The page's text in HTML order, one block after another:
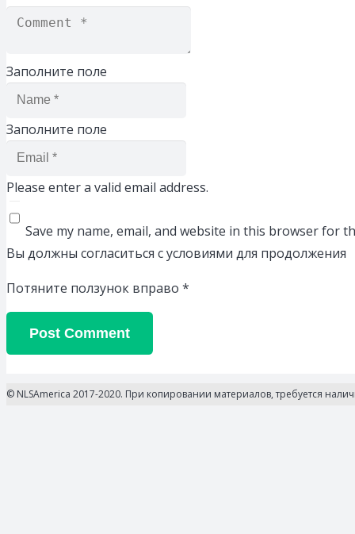
Заполните поле
Заполните поле
Please enter a valid email address.
Save my name, email, and website in this browser for
Вы должны согласиться с условиями для продолжения
Потяните ползунок вправо *
Post Comment
© NLSAmerica 2017-2020. При копировании материалов, требуется